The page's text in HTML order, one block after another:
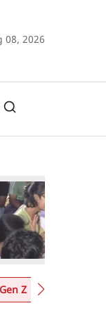
08, 2026
Gen Z